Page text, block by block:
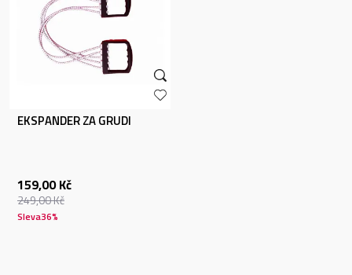
EKSPANDER ZA GRUDI
159,00 Kč
249,00Kč
Sleva36%